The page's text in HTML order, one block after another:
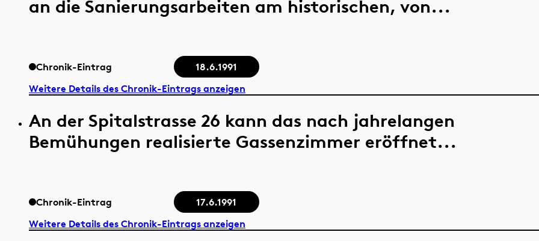
an die Sanierungsarbeiten am historischen, von...
Chronik-Eintrag
18.6.1991
Weitere Details des Chronik-Eintrags anzeigen
An der Spitalstrasse 26 kann das nach jahrelangen
Bemühungen realisierte Gassenzimmer eröffnet...
Chronik-Eintrag
17.6.1991
Weitere Details des Chronik-Eintrags anzeigen